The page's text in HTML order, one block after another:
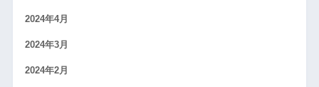
2024年4月
2024年3月
2024年2月